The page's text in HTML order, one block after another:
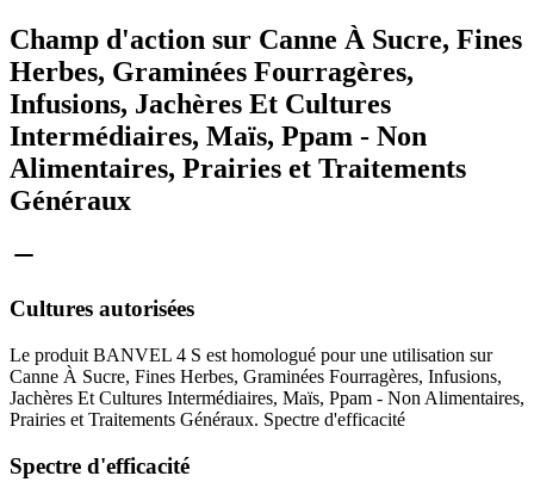
Champ d'action sur Canne À Sucre, Fines
Herbes, Graminées Fourragères,
Infusions, Jachères Et Cultures
Intermédiaires, Maïs, Ppam - Non
Alimentaires, Prairies et Traitements
Généraux
Cultures autorisées
Le produit BANVEL 4 S est homologué pour une utilisation sur
Canne À Sucre, Fines Herbes, Graminées Fourragères, Infusions,
Jachères Et Cultures Intermédiaires, Maïs, Ppam - Non Alimentaires,
Prairies et Traitements Généraux. Spectre d'efficacité
Spectre d'efficacité